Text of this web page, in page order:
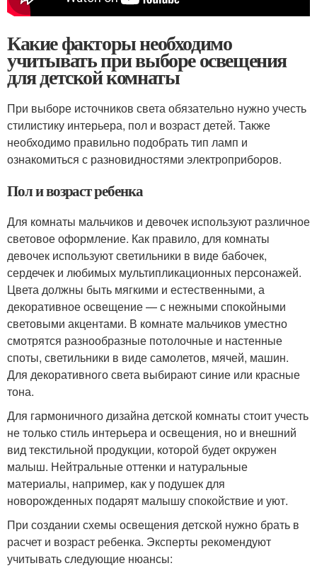
Какие факторы необходимо
учитывать при выборе освещения
для детской комнаты
При выборе источников света обязательно нужно учесть
стилистику интерьера, пол и возраст детей. Также
необходимо правильно подобрать тип ламп и
ознакомиться с разновидностями электроприборов.
Пол и возраст ребенка
Для комнаты мальчиков и девочек используют различное
световое оформление. Как правило, для комнаты
девочек используют светильники в виде бабочек,
сердечек и любимых мультипликационных персонажей.
Цвета должны быть мягкими и естественными, а
декоративное освещение — с нежными спокойными
световыми акцентами. В комнате мальчиков уместно
смотрятся разнообразные потолочные и настенные
споты, светильники в виде самолетов, мячей, машин.
Для декоративного света выбирают синие или красные
тона.
Для гармоничного дизайна детской комнаты стоит учесть
не только стиль интерьера и освещения, но и внешний
вид текстильной продукции, которой будет окружен
малыш. Нейтральные оттенки и натуральные
материалы, например, как у подушек для
новорожденных подарят малышу спокойствие и уют.
При создании схемы освещения детской нужно брать в
расчет и возраст ребенка. Эксперты рекомендуют
учитывать следующие нюансы: